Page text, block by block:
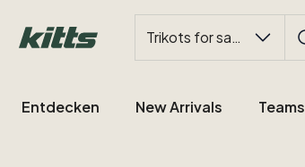
Trikots for sale
Entdecken New Arrivals Teams